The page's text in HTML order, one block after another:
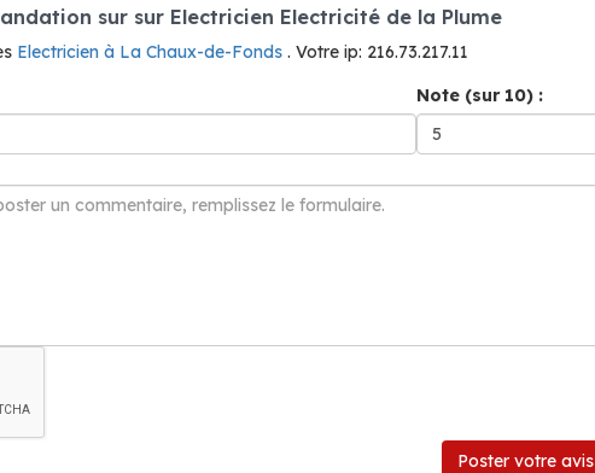
sur sur Electricien Electricité de la Plume
Electricien à La Chaux-de-Fonds . Votre ip: 216.73.217.11
Note (sur 10) :
Poster votre avis